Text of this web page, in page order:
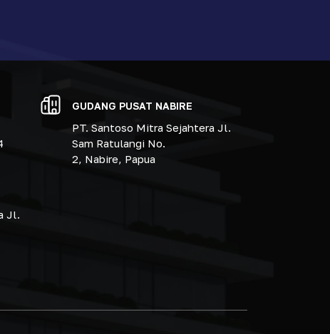
GUDANG PUSAT NABIRE
PT. Santoso Mitra Sejahtera Jl.
Sam Ratulangi No.
2, Nabire, Papua
Jl.